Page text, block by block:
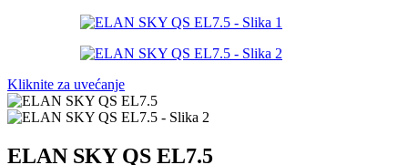
Kliknite za uvećanje
ELAN SKY QS EL7.5